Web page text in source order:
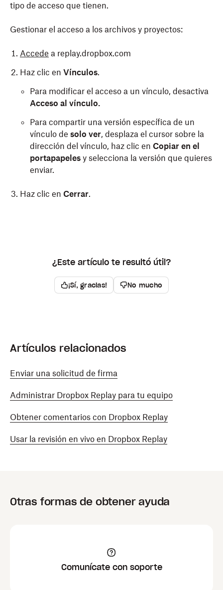
tipo de acceso que tienen.
Gestionar el acceso a los archivos y proyectos:
Accede a replay.dropbox.com
Haz clic en Vínculos.
Para modificar el acceso a un vínculo, desactiva
Acceso al vínculo.
Para compartir una versión específica de un
vínculo de solo ver, desplaza el cursor sobre la
dirección del vínculo, haz clic en Copiar en el
portapapeles y selecciona la versión que quieres
enviar.
Haz clic en Cerrar.
¿Este artículo te resultó útil?
¡Sí, gracias! No mucho
Artículos relacionados
Enviar una solicitud de firma
Administrar Dropbox Replay para tu equipo
Obtener comentarios con Dropbox Replay
Usar la revisión en vivo en Dropbox Replay
Otras formas de obtener ayuda
Comunícate con soporte